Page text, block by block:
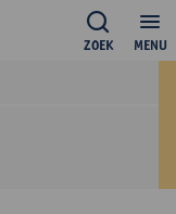
MENU
ZOEK